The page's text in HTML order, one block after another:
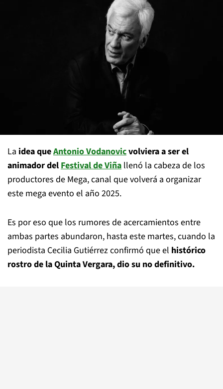
La idea queAntonio Vodanovicvolviera a ser el
animador del Festival de Viña llenó la cabeza de los
productores de Mega, canal que volverá a organizar
este mega evento el año 2025.
Es por eso que los rumores de acercamientos entre
ambas partes abundaron, hasta este martes, cuando la
periodista Cecilia Gutiérrez confirmó que el histórico
rostro de la Quinta Vergara, dio su no definitivo.